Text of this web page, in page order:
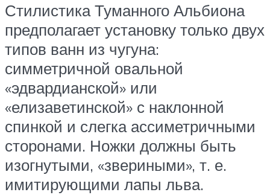
Стилистика Туманного Альбиона
предполагает установку только двух
типов ванн из чугуна:
симметричной овальной
«эдвардианской» или
«елизаветинской» с наклонной
спинкой и слегка ассиметричными
сторонами. Ножки должны быть
изогнутыми, «звериными», т. е.
имитирующими лапы льва.